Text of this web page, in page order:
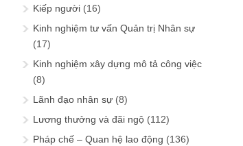
Kiếp người (16)
Kinh nghiệm tư vấn Quản trị Nhân sự
(17)
Kinh nghiệm xây dựng mô tả công việc
(8)
Lãnh đạo nhân sự (8)
Lương thưởng và đãi ngộ (112)
Pháp chế – Quan hệ lao động (136)